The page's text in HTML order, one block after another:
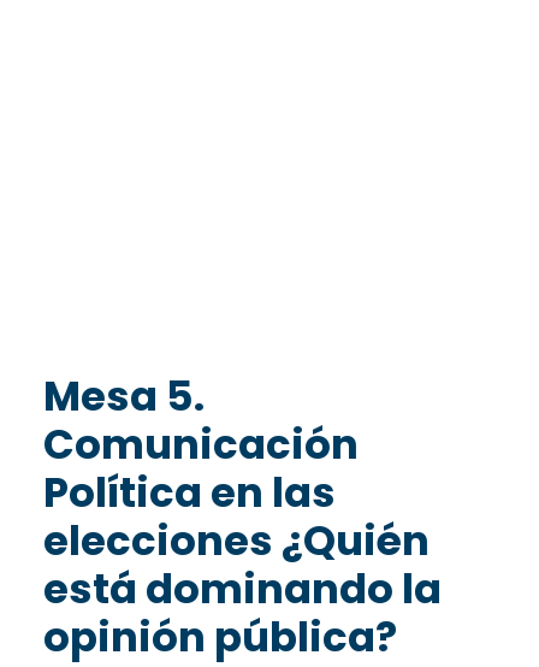
Mesa 5.
Comunicación
Política en las
elecciones ¿Quién
está dominando la
opinión pública?